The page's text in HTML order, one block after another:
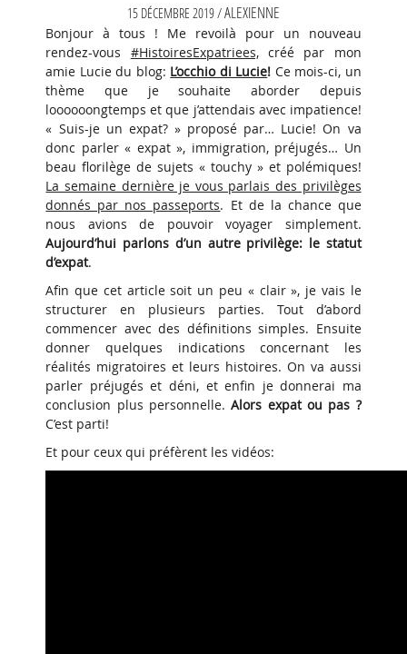
15 DÉCEMBRE 2019 /ALEXIENNE
Bonjour à tous ! Me revoilà pour un nouveau
rendez-vous #HistoiresExpatriees,créé par mon
amie Lucie du blog: L’occhio di Lucie! Ce mois-ci, un
thème que je souhaite aborder depuis
loooooongtemps et que j’attendais avec impatience!
« Suis-je un expat? » proposé par… Lucie! On va
donc parler « expat », immigration, préjugés… Un
beau florilège de sujets « touchy » et polémiques!
La semaine dernière je vous parlais des privilèges
donnés par nos passeports. Et de la chance que
nous avions de pouvoir voyager simplement.
Aujourd’hui parlons d’un autre privilège: le statut
d’expat.
Afin que cet article soit un peu « clair », je vais le
structurer en plusieurs parties. Tout d’abord
commencer avec des définitions simples. Ensuite
donner quelques indications concernant les
réalités migratoires et leurs histoires. On va aussi
parler préjugés et déni, et enfin je donnerai ma
conclusion plus personnelle.Alors expat ou pas ?
C’est parti!
Et pour ceux qui préfèrent les vidéos: